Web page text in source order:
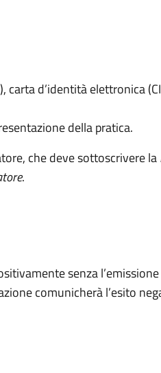
d’identità elettronica
della pratica.
che deve sottoscrivere la
.
senza
comunicherà l’esito